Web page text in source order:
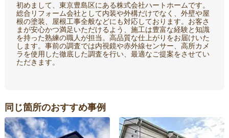
初めまして、東京豊島区にある株式会社ハートホームです。
総合リフォーム会社として内装や外構だけでなく、外壁や屋
根の塗装、屋根工事全般などにも対応しております。お客さ
まが安心かつ満足いただけるよう、施工は豊富な経験と知識
を持った熟練の職人が担当。高品質な仕上がりをお届けいた
します。事前の調査では内視鏡や赤外線センサー、高所カメ
ラを使用した徹底した調査を行い、最適なご提案をさせてい
ただきます。
同じ箇所のおすすめ事例